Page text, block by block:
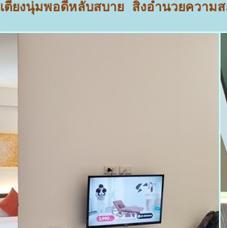
เตียงนุ่มพอดีหลับสบาย สิ่งอำนวยความ